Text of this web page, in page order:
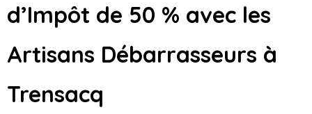
d’Impôt de 50 % avec les
Artisans Débarrasseurs à
Trensacq